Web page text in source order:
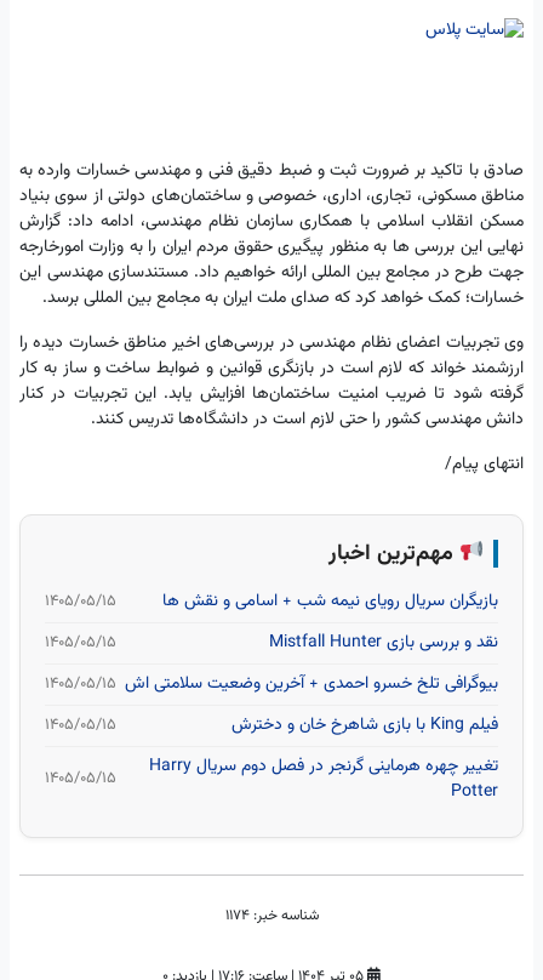
صادق با تاکید بر ضرورت ثبت و ضبط دقیق فنی و مهندسی خسارات وارده به
مناطق مسکونی، تجاری، اداری، خصوصی و ساختمان‌های دولتی از سوی بنیاد
مسکن انقلاب اسلامی با همکاری سازمان نظام مهندسی، ادامه داد: گزارش
نهایی این بررسی ها به منظور پیگیری حقوق مردم ایران را به وزارت امورخارجه
جهت طرح در مجامع بین المللی ارائه خواهیم داد. مستندسازی مهندسی این
خسارات؛ کمک خواهد کرد که صدای ملت ایران به مجامع بین المللی برسد.
وی تجربیات اعضای نظام مهندسی در بررسی‌های اخیر مناطق خسارت دیده را
ارزشمند خواند که لازم است در بازنگری قوانین و ضوابط ساخت و ساز به کار
گرفته شود تا ضریب امنیت ساختمان‌ها افزایش یابد. این تجربیات در کنار
دانش مهندسی کشور را حتی لازم است در دانشگاه‌ها تدریس کنند.
انتهای پیام/
مهم‌ترین اخبار
بازیگران سریال رویای نیمه شب + اسامی و نقش ها ۱۴۰۵/۰۵/۱۵
نقد و بررسی بازی Mistfall Hunter ۱۴۰۵/۰۵/۱۵
بیوگرافی تلخ خسرو احمدی + آخرین وضعیت سلامتی اش ۱۴۰۵/۰۵/۱۵
فیلم King با بازی شاهرخ خان و دخترش ۱۴۰۵/۰۵/۱۵
تغییر چهره هرماینی گرنجر در فصل دوم سریال Harry
Potter
۱۴۰۵/۰۵/۱۵
شناسه خبر: 1174